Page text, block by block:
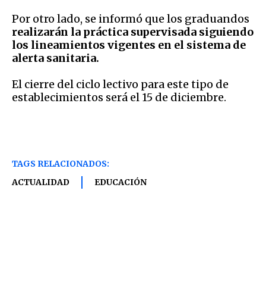
Por otro lado, se informó que los graduandos
realizarán la práctica supervisada siguiendo
los lineamientos vigentes en el sistema de
alerta sanitaria.
El cierre del ciclo lectivo para este tipo de
establecimientos será el 15 de diciembre.
TAGS RELACIONADOS:
ACTUALIDAD
EDUCACIÓN